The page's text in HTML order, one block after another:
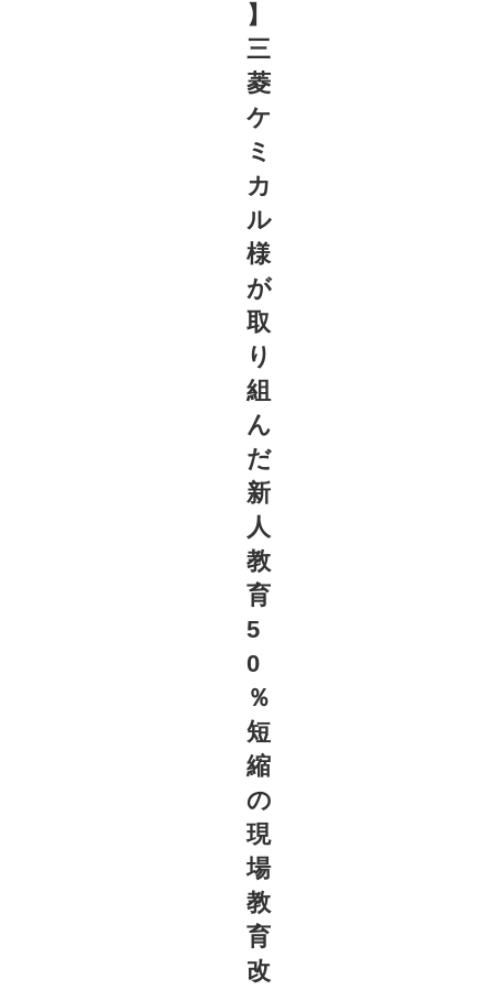
】
三
菱
ケ
ミ
カ
ル
様
が
取
り
組
ん
だ
新
人
教
育
5
0
％
短
縮
の
現
場
教
育
改